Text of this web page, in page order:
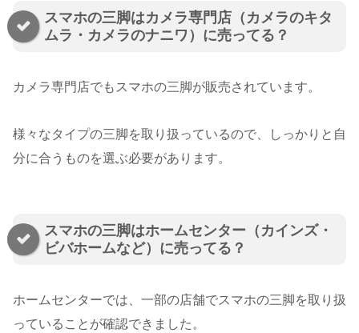
スマホの三脚はカメラ専門店（カメラのキタ
ムラ・カメラのナニワ）に売ってる？
カメラ専門店でもスマホの三脚が販売されています。
様々なタイプの三脚を取り扱っているので、しっかりと自
分に合うものを選ぶ必要があります。
スマホの三脚はホームセンター（カインズ・
ビバホームなど）に売ってる？
ホームセンターでは、一部の店舗でスマホの三脚を取り扱
っていることが確認できました。